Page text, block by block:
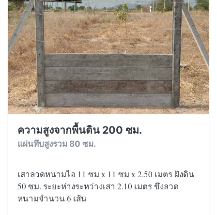
ความสูงจากพื้นดิน 200 ซม.
แผ่นทึบสูงรวม 80 ซม.
เสาลวดหนามไอ 11 ซม x 11 ซม x 2.50 เมตร ฝังดิน
50 ซม. ระยะห่างระหว่างเสา 2.10 เมตร ขึงลวด
หนามจำนวน 6 เส้น